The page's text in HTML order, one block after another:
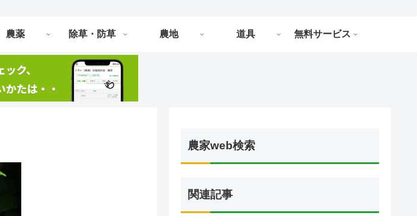
農薬 除草・防草 農地 道具 無料サービス
農家web検索
関連記事